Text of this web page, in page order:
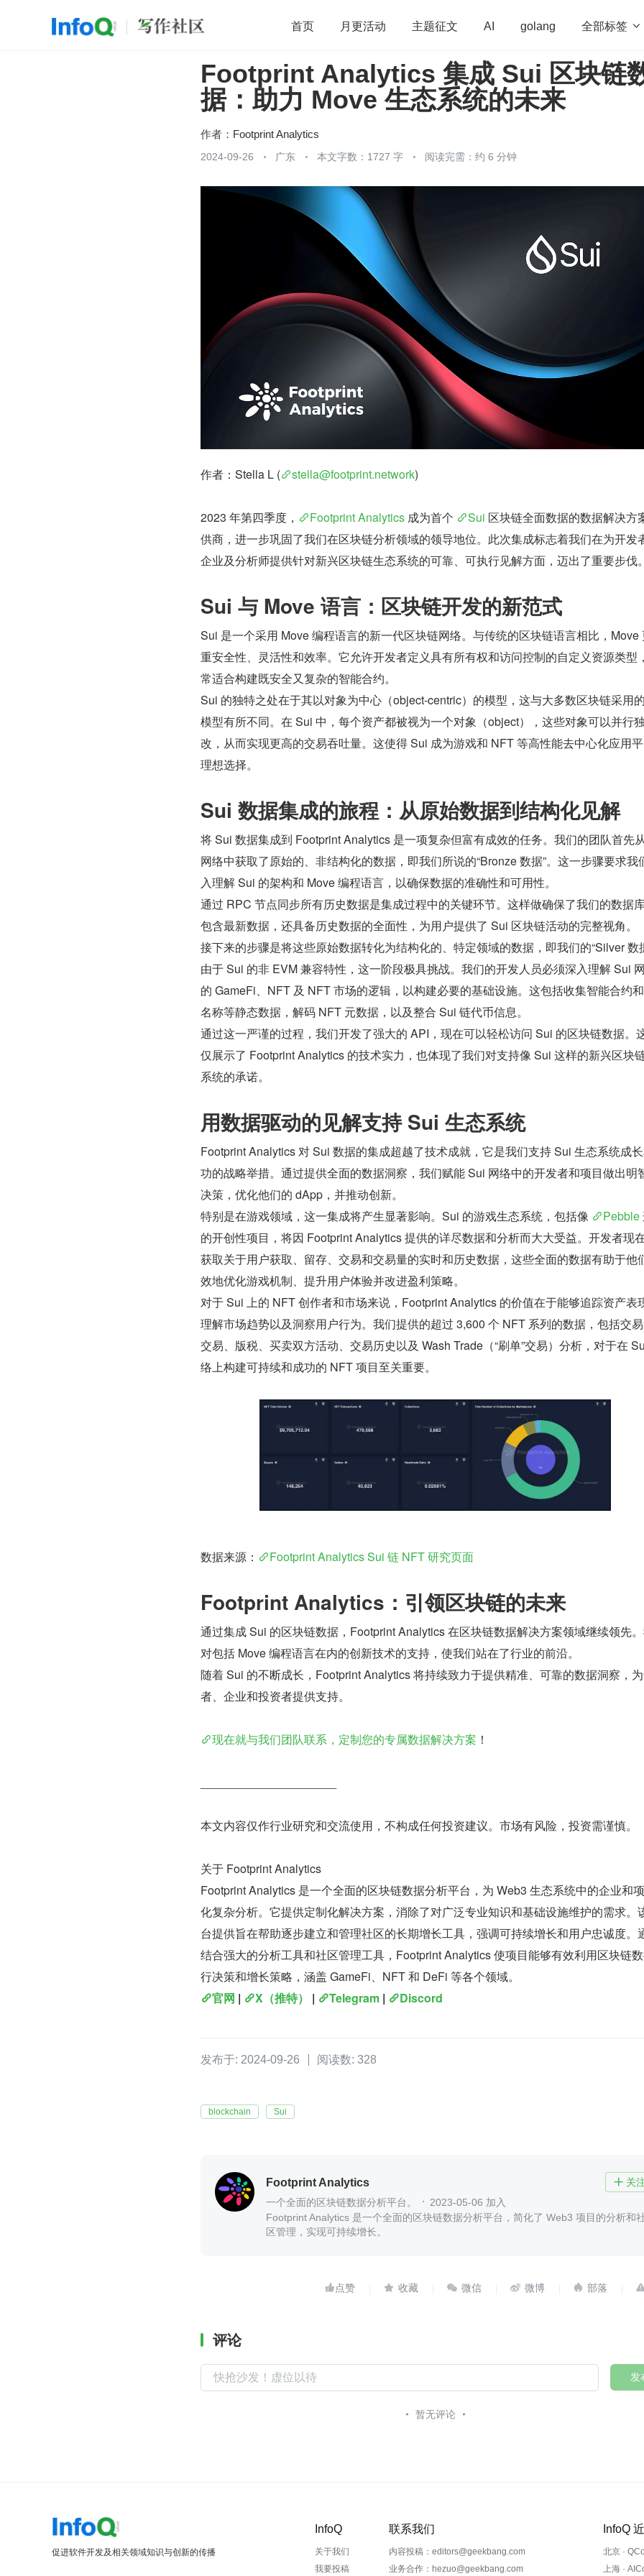
首页 月更活动 主题征文 AI golang 全部标签 
开源 架构 OpenHarmony 算法 学习方法 Web3.0 高
团队管理 程序员 运维 深度思考 低代码
Footprint Analytics 集成 Sui 区块链
据：助力 Move 生态系统的未来
作者： Footprint Analytics
2024-09-26 广东 本文字数：1727 字 阅读完需：约 6 分钟
作者：Stella L ( stella@footprint.network)
2023 年第四季度， Footprint Analytics 成为首个 Sui 区块链全面数据的数据解决方
供商，进一步巩固了我们在区块链分析领域的领导地位。此次集成标志着我们在为开发者
企业及分析师提供针对新兴区块链生态系统的可靠、可执行见解方面，迈出了重要步伐。
Sui 与 Move 语言：区块链开发的新范式
Sui 是一个采用 Move 编程语言的新一代区块链网络。与传统的区块链语言相比，Move
重安全性、灵活性和效率。它允许开发者定义具有所有权和访问控制的自定义资源类型
常适合构建既安全又复杂的智能合约。
Sui 的独特之处在于其以对象为中心（object-centric）的模型，这与大多数区块链采用
模型有所不同。在 Sui 中，每个资产都被视为一个对象（object），这些对象可以并行
改，从而实现更高的交易吞吐量。这使得 Sui 成为游戏和 NFT 等高性能去中心化应用
理想选择。
Sui 数据集成的旅程：从原始数据到结构化见解
将 Sui 数据集成到 Footprint Analytics 是一项复杂但富有成效的任务。我们的团队首先
网络中获取了原始的、非结构化的数据，即我们所说的“Bronze 数据”。这一步骤要求我
入理解 Sui 的架构和 Move 编程语言，以确保数据的准确性和可用性。
通过 RPC 节点同步所有历史数据是集成过程中的关键环节。这样做确保了我们的数据
包含最新数据，还具备历史数据的全面性，为用户提供了 Sui 区块链活动的完整视角。
接下来的步骤是将这些原始数据转化为结构化的、特定领域的数据，即我们的“Silver 数据
由于 Sui 的非 EVM 兼容特性，这一阶段极具挑战。我们的开发人员必须深入理解 Sui
的 GameFi、NFT 及 NFT 市场的逻辑，以构建必要的基础设施。这包括收集智能合约
名称等静态数据，解码 NFT 元数据，以及整合 Sui 链代币信息。
通过这一严谨的过程，我们开发了强大的 API，现在可以轻松访问 Sui 的区块链数据。
仅展示了 Footprint Analytics 的技术实力，也体现了我们对支持像 Sui 这样的新兴区块
系统的承诺。
用数据驱动的见解支持 Sui 生态系统
Footprint Analytics 对 Sui 数据的集成超越了技术成就，它是我们支持 Sui 生态系统成
功的战略举措。通过提供全面的数据洞察，我们赋能 Sui 网络中的开发者和项目做出明
决策，优化他们的 dApp，并推动创新。
特别是在游戏领域，这一集成将产生显著影响。Sui 的游戏生态系统，包括像
Pebble
的开创性项目，将因 Footprint Analytics 提供的详尽数据和分析而大大受益。开发者现
获取关于用户获取、留存、交易和交易量的实时和历史数据，这些全面的数据有助于他
效地优化游戏机制、提升用户体验并改进盈利策略。
对于 Sui 上的 NFT 创作者和市场来说，Footprint Analytics 的价值在于能够追踪资产表现
理解市场趋势以及洞察用户行为。我们提供的超过 3,600 个 NFT 系列的数据，包括交易
交易、版税、买卖双方活动、交易历史以及 Wash Trade（“刷单”交易）分析，对于在
络上构建可持续和成功的 NFT 项目至关重要。
数据来源： Footprint Analytics Sui 链 NFT 研究页面
Footprint Analytics：引领区块链的未来
通过集成 Sui 的区块链数据，Footprint Analytics 在区块链数据解决方案领域继续领先
对包括 Move 编程语言在内的创新技术的支持，使我们站在了行业的前沿。
随着 Sui 的不断成长，Footprint Analytics 将持续致力于提供精准、可靠的数据洞察，
者、企业和投资者提供支持。
现在就与我们团队联系，定制您的专属数据解决方案 ！
本文内容仅作行业研究和交流使用，不构成任何投资建议。市场有风险，投资需谨慎。
关于 Footprint Analytics
Footprint Analytics 是一个全面的区块链数据分析平台，为 Web3 生态系统中的企业和
化复杂分析。它提供定制化解决方案，消除了对广泛专业知识和基础设施维护的需求。
台提供旨在帮助逐步建立和管理社区的长期增长工具，强调可持续增长和用户忠诚度。
结合强大的分析工具和社区管理工具，Footprint Analytics 使项目能够有效利用区块链
行决策和增长策略，涵盖 GameFi、NFT 和 DeFi 等各个领域。
官网 | X（推特） | Telegram | Discord
发布于: 2024-09-26 阅读数: 328
blockchain Sui
Footprint Analytics  关
一个全面的区块链数据分析平台。
2023-05-06 加入
Footprint Analytics 是一个全面的区块链数据分析平台，简化了 Web3 项目的分析和
区管理，实现可持续增长。
    
评论
发
暂无评论
促进软件开发及相关领域知识与创新的传播
InfoQ
关于我们
我要投稿
联系我们
内容投稿：editors@geekbang.com
业务合作：hezuo@geekbang.com
InfoQ
北京 ·
上海 ·